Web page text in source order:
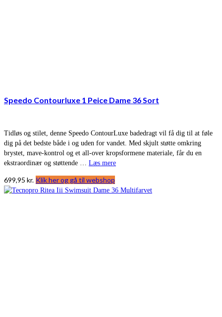
Speedo Contourluxe 1 Peice Dame 36 Sort
Tidløs og stilet, denne Speedo ContourLuxe badedragt vil få dig til at føle
dig på det bedste både i og uden for vandet. Med skjult støtte omkring
brystet, mave-kontrol og et all-over kropsformene materiale, får du en
ekstraordinær og støttende … Læs mere
699,95 kr. Klik her og gå til webshop